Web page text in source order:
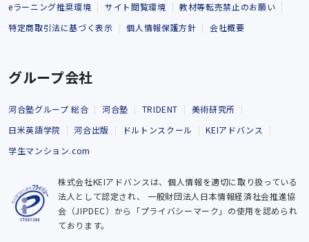
eラーニング推奨環境
サイト閲覧環境
教材等転売禁止のお願い
特定商取引法に基づく表示
個人情報保護方針 会社概要
グループ会社
河合塾グループ 総合 河合塾 TRIDENT
美術研究所
日米英語学院
河合出版 ドルトンスクール
KEIアドバンス
学生マンション.com
株式会社KEIアドバンスは、個人情報を適切に取り扱っている
法人として認定され、 一般財団法人日本情報経済社会推進協
会（JIPDEC）から「プライバシーマーク」の使用を認められ
ております。